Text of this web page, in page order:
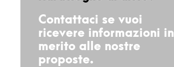
Contattaci se vuoi
ricevere informazioni in
merito alle nostre
proposte.